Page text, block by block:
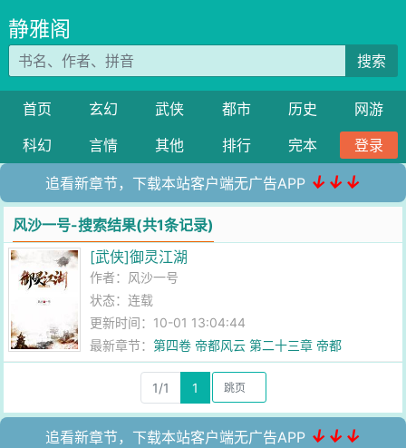
静雅阁
搜索
首页 玄幻 武侠 都市 历史
网游
科幻
言情 其他 排行 完本 登录
追看新章节，下载本站客户端无广告APP ↓↓↓
风沙一号-搜索结果(共1条记录)
[武侠]御灵江湖
作者： 风沙一号
状态：连载
更新时间：10-01 13:04:44
最新章节：第四卷 帝都风云 第二十三章 帝都
1/1 1
追看新章节，下载本站客户端无广告APP ↓↓↓